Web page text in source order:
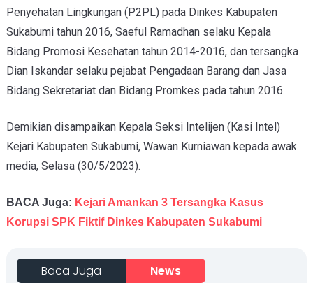
Penyehatan Lingkungan (P2PL) pada Dinkes Kabupaten
Sukabumi tahun 2016, Saeful Ramadhan selaku Kepala
Bidang Promosi Kesehatan tahun 2014-2016, dan tersangka
Dian Iskandar selaku pejabat Pengadaan Barang dan Jasa
Bidang Sekretariat dan Bidang Promkes pada tahun 2016.
Demikian disampaikan Kepala Seksi Intelijen (Kasi Intel)
Kejari Kabupaten Sukabumi, Wawan Kurniawan kepada awak
media, Selasa (30/5/2023).
BACA Juga: Kejari Amankan 3 Tersangka Kasus
Korupsi SPK Fiktif Dinkes Kabupaten Sukabumi
Baca Juga News